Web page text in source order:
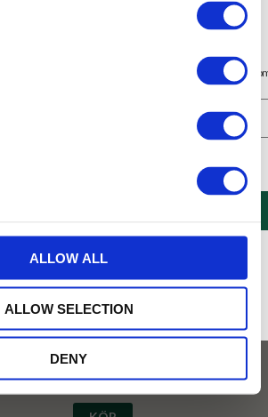
ALLOW ALL
ALLOW SELECTION
DENY
Afternoon Tea Kit stort
En present av särdeles mumsigt slag!
absoluta favoriter!
614
ditt första köp på nätet och ta del av erbjudanden året
online på Tehusetjava.se. Rabatten fungerar endast på